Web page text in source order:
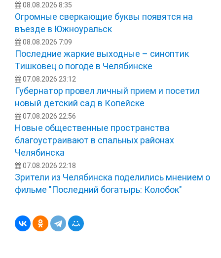
08.08.2026 8:35
Огромные сверкающие буквы появятся на
въезде в Южноуральск
08.08.2026 7:09
Последние жаркие выходные – синоптик
Тишковец о погоде в Челябинске
07.08.2026 23:12
Губернатор провел личный прием и посетил
новый детский сад в Копейске
07.08.2026 22:56
Новые общественные пространства
благоустраивают в спальных районах
Челябинска
07.08.2026 22:18
Зрители из Челябинска поделились мнением о
фильме "Последний богатырь: Колобок"